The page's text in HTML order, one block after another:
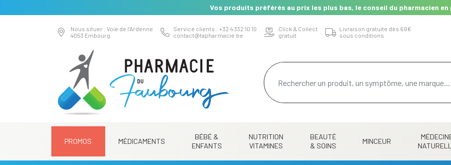
Vos produits préférés au prix les plus bas, le conseil du pharmacien en
Nous situer : Voie de l’Ardenne
4053 Embourg
Service clients : +32 4 332 10 10
contact@tapharmacie.be
Click & Collect
gratuit
Livraison gratuite dès 69€
sous conditions
PROMOS MÉDICAMENTS
BÉBÉ &
ENFANTS
NUTRITION
VITAMINES
BEAUTÉ
& SOINS
MINCEUR